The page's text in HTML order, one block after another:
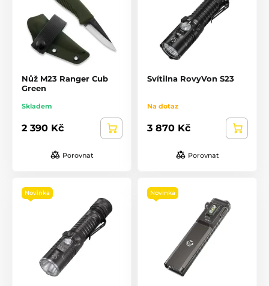
Nůž M23 Ranger Cub
Green
Skladem
2 390 Kč
Porovnat
Svítilna RovyVon S23
Na dotaz
3 870 Kč
Porovnat
Novinka Novinka